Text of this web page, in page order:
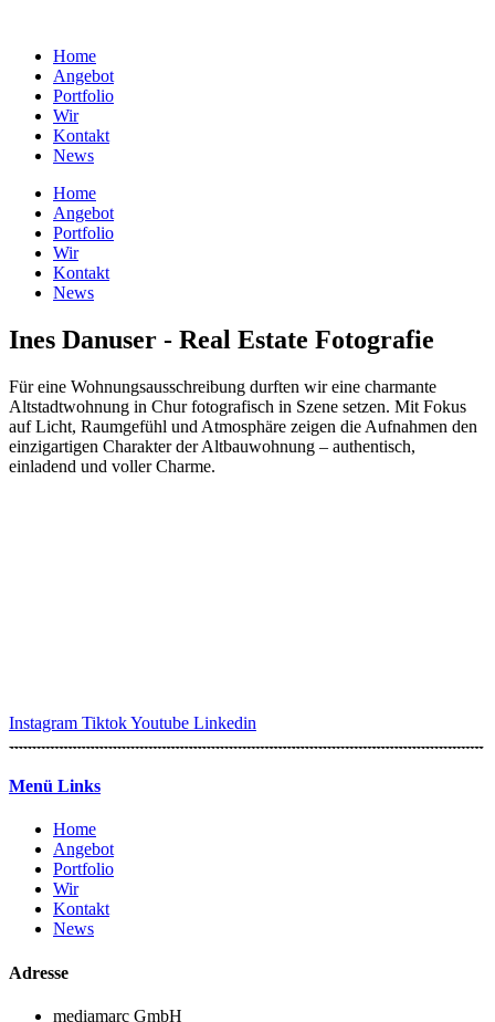
Home
Angebot
Portfolio
Wir
Kontakt
News
Home
Angebot
Portfolio
Wir
Kontakt
News
Ines Danuser - Real Estate Fotografie
Für eine Wohnungs­ausschreibung durften wir eine charmante
Altstadtwohnung in Chur fotografisch in Szene setzen. Mit Fokus
auf Licht, Raumgefühl und Atmosphäre zeigen die Aufnahmen den
einzigartigen Charakter der Altbauwohnung – authentisch,
einladend und voller Charme.
Instagram TiktokYoutube Linkedin
Menü Links
Home
Angebot
Portfolio
Wir
Kontakt
News
Adresse
mediamarc GmbH